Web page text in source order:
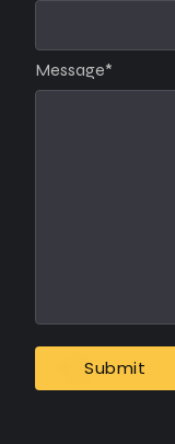
Message*